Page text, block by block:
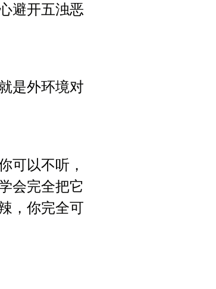
避开五浊恶
是外环境对
可以不听，
会完全把它
，你完全可